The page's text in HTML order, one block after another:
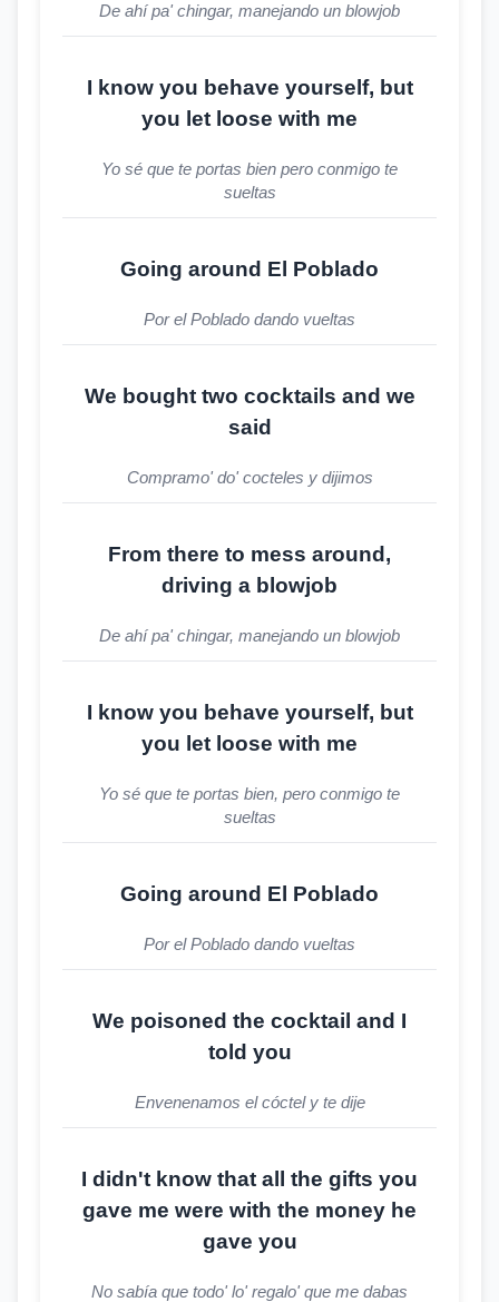
De ahí pa' chingar, manejando un blowjob
I know you behave yourself, but
you let loose with me
Yo sé que te portas bien pero conmigo te
sueltas
Going around El Poblado
Por el Poblado dando vueltas
We bought two cocktails and we
said
Compramo' do' cocteles y dijimos
From there to mess around,
driving a blowjob
De ahí pa' chingar, manejando un blowjob
I know you behave yourself, but
you let loose with me
Yo sé que te portas bien, pero conmigo te
sueltas
Going around El Poblado
Por el Poblado dando vueltas
We poisoned the cocktail and I
told you
Envenenamos el cóctel y te dije
I didn't know that all the gifts you
gave me were with the money he
gave you
No sabía que todo' lo' regalo' que me dabas